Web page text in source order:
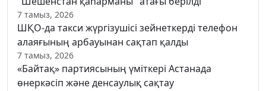
7 тамыз, 2026
ШҚО-да такси жүргізушісі зейнеткерді телефон
алаяғының арбауынан сақтап қалды
7 тамыз, 2026
«Байтақ» партиясының үміткері Астанада
өнеркәсіп және денсаулық сақтау